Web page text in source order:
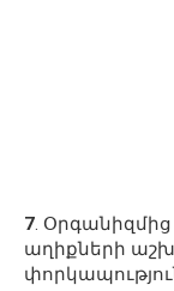
7. Օրգանիզմից
աղիքների